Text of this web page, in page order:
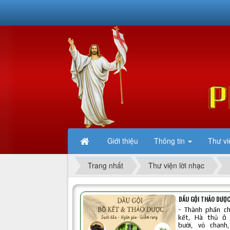
Giới thiệu Thông tin Thư
Trang nhất Thư viện lời nhạc